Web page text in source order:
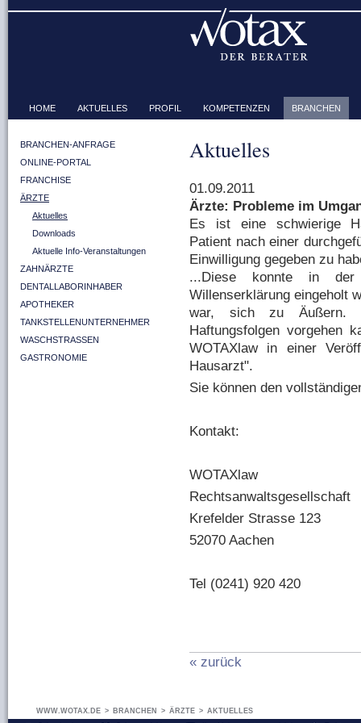
HOME AKTUELLES PROFIL KOMPETENZEN BRANCHEN
BRANCHEN-ANFRAGE
ONLINE-PORTAL
FRANCHISE
ÄRZTE
Aktuelles
Downloads
Aktuelle Info-Veranstaltungen
ZAHNÄRZTE
DENTALLABORINHABER
APOTHEKER
TANKSTELLENUNTERNEHMER
WASCHSTRASSEN
GASTRONOMIE
Aktuelles
01.09.2011
Ärzte: Probleme im
Es ist eine schwierige
Patient nach einer
Einwilligung gegeben zu
...Diese konnte in
Willenserklärung eingeholt
war, sich zu Äußern.
Haftungsfolgen vorgehen
WOTAXlaw in einer
Hausarzt".
Sie können den
Kontakt:
WOTAXlaw
Rechtsanwaltsgesellschaft
Krefelder Strasse 123
52070 Aachen
Tel (0241) 920 420
« zurück
WWW.WOTAX.DE > BRANCHEN > ÄRZTE > AKTUELLES